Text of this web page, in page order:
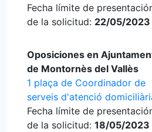
Fecha límite de
de la solicitud: 22/05/2023
Oposiciones en
de Montornès del Vallès
1 plaça de Coordinador de
serveis d'atenció
Fecha límite de
de la solicitud: 18/05/2023